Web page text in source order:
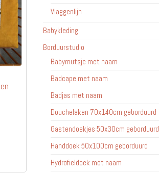
Vlaggenlijn
Babykleding
Borduurstudio
Babymutsje met naam
Badcape met naam
Badjas met naam
Douchelaken 70x140cm geborduurd
Gastendoekjes 50x30cm geborduurd
Handdoek 50x100cm geborduurd
Hydrofieldoek met naam